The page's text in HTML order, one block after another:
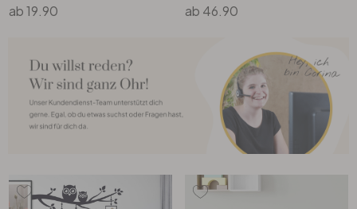
ab19.90
ab 46.90